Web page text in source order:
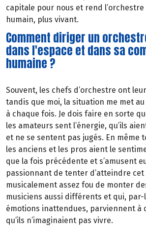
capitale pour nous et rend
humain, plus vivant.
Comment diriger un
dans l'espace et dans sa
humaine ?
Souvent, les chefs d’orchestre ont
tandis que moi, la situation me met
à chaque fois. Je dois faire en sorte
les amateurs sent l’énergie, qu’ils
et ne se sentent pas jugés. En même
les anciens et les pros aient le
que la fois précédente et s’amusent
passionnant de tenter d’atteindre cet
musicalement assez fou de monter
musiciens aussi différents et qui, par-
émotions inattendues, parviennent à
qu’ils n’imaginaient pas vivre.